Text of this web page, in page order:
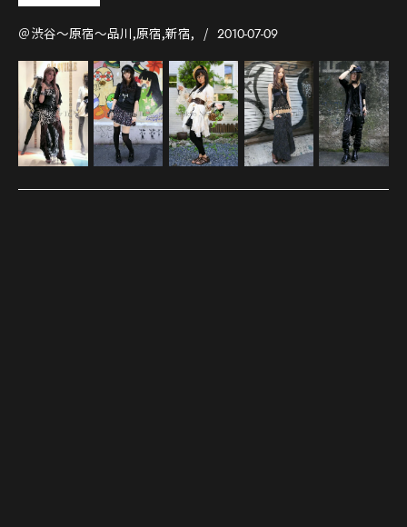
＠渋谷〜原宿〜品川,原宿,新宿, 2010-07-09